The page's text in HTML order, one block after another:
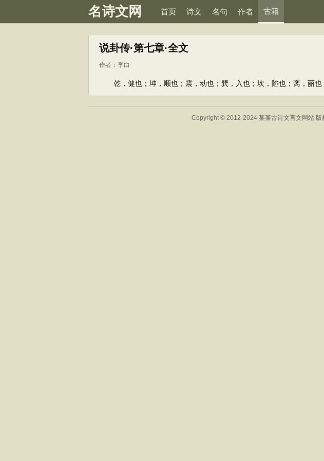
名诗文网 首页 诗文 名句 作者 古籍
说卦传·第七章·全文
作者： 李白
乾，健也；坤，顺也；震，动也；巽，入也；坎，陷也；离，丽也
Copyright © 2012-2024 某某古诗文言文网站 版